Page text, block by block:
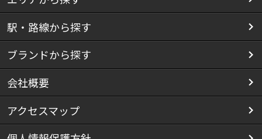
駅・路線から探す
ブランドから探す
会社概要
アクセスマップ